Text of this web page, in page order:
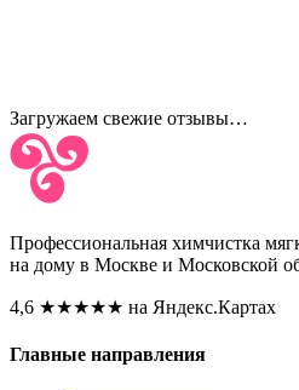
Загружаем свежие отзывы…
Профессиональная химчистка
на дому в Москве и Московской
4,6 ★★★★★ на Яндекс.Картах
Главные направления